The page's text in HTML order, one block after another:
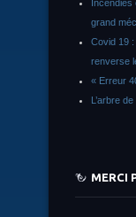
Incendies
grand
Covid 19
renverse
« Erreur
L’arbre
MERCI